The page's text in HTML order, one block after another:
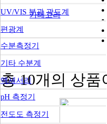
UV/VIS 분광 광도계
편광계
수분측정기
기타 수분계
액세서리
pH 측정기
전도도 측정기
카테고리
총10개 의 상품